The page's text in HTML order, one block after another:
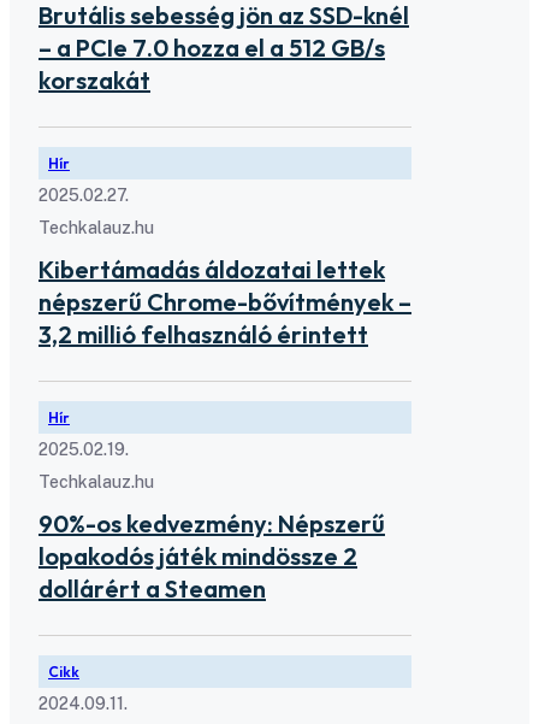
Brutális sebesség jön az SSD-knél
– a PCIe 7.0 hozza el a 512 GB/s
korszakát
Hír
2025.02.27.
Techkalauz.hu
Kibertámadás áldozatai lettek
népszerű Chrome-bővítmények –
3,2 millió felhasználó érintett
Hír
2025.02.19.
Techkalauz.hu
90%-os kedvezmény: Népszerű
lopakodós játék mindössze 2
dollárért a Steamen
Cikk
2024.09.11.